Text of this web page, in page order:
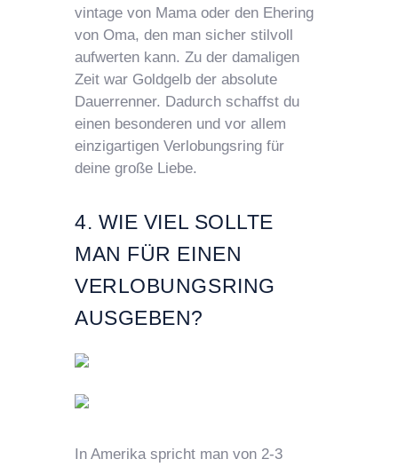
vintage von Mama oder den Ehering
von Oma, den man sicher stilvoll
aufwerten kann. Zu der damaligen
Zeit war Goldgelb der absolute
Dauerrenner. Dadurch schaffst du
einen besonderen und vor allem
einzigartigen Verlobungsring für
deine große Liebe.
4. WIE VIEL SOLLTE
MAN FÜR EINEN
VERLOBUNGSRING
AUSGEBEN?
In Amerika spricht man von 2-3